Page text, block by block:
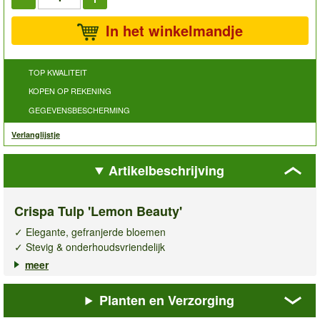
In het winkelmandje
TOP KWALITEIT
KOPEN OP REKENING
GEGEVENSBESCHERMING
Verlanglijstje
Artikelbeschrijving
Crispa Tulp 'Lemon Beauty'
✓ Elegante, gefranjerde bloemen
✓ Stevig & onderhoudsvriendelijk
✓ Geschikt voor border, pot & vaas
Decrispa tulp Lemon Beautyis een echte blikvanger in de
tuin, op het balkon of terras. De fijn gefranjerde bloemen in
elegant wit met goudgele vlammen geven het voorjaar een
meer
Planten en Verzorging